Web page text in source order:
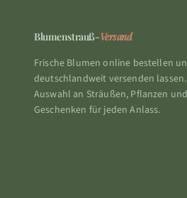
Blumenstrauß-Versand
Frische Blumen online bestellen
deutschlandweit versenden
Auswahl an Sträußen, Pflanzen und
Geschenken für jeden Anlass.